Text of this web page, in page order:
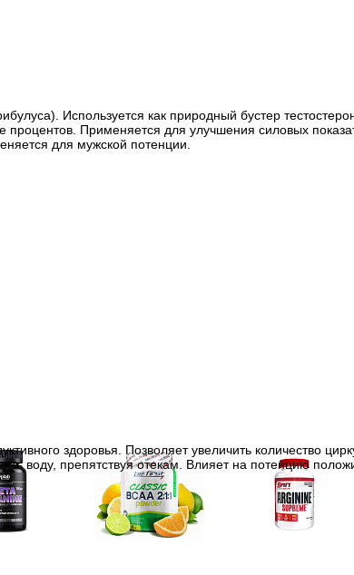
Используется как природный бустер
Применяется для улучшения силовых
для мужской потенции.
здоровья. Позволяет увеличить количество
воду, препятствуя отекам. Влияет на потенцию